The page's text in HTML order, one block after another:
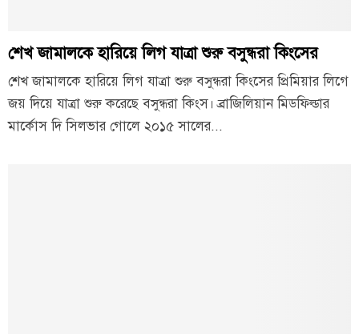
শেখ জামালকে হারিয়ে লিগ যাত্রা শুরু বসুন্ধরা কিংসের
শেখ জামালকে হারিয়ে লিগ যাত্রা শুরু বসুন্ধরা কিংসের প্রিমিয়ার লিগে
জয় দিয়ে যাত্রা শুরু করেছে বসুন্ধরা কিংস। ব্রাজিলিয়ান মিডফিল্ডার
মার্কোস দি সিলভার গোলে ২০১৫ সালের...